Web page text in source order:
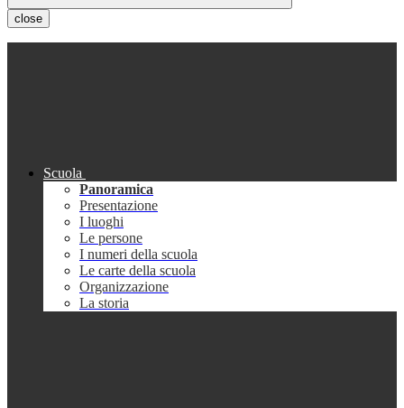
close
Scuola
Panoramica
Presentazione
I luoghi
Le persone
I numeri della scuola
Le carte della scuola
Organizzazione
La storia